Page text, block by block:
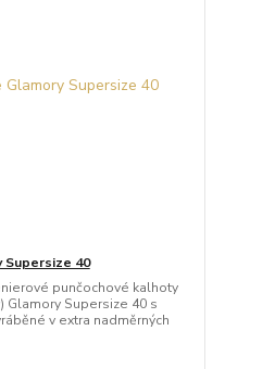
Supersize 40
punčochové kalhoty
Glamory Supersize 40 s
v extra nadměrných